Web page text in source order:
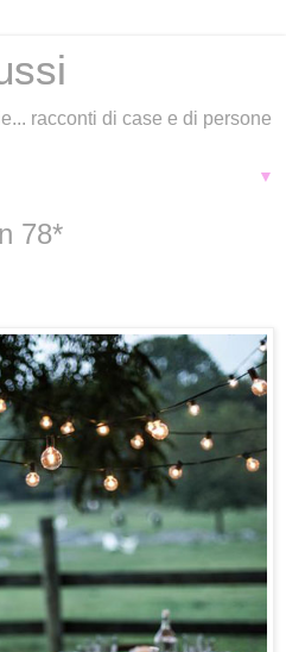
racconti di case e di persone
▼
78*